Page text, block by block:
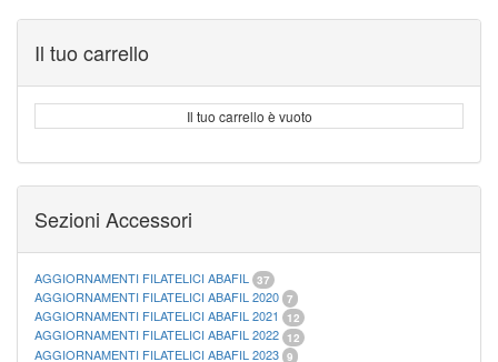
Il tuo carrello
Il tuo carrello è vuoto
Sezioni Accessori
AGGIORNAMENTI FILATELICI ABAFIL 37
AGGIORNAMENTI FILATELICI ABAFIL 2020 7
AGGIORNAMENTI FILATELICI ABAFIL 2021 12
AGGIORNAMENTI FILATELICI ABAFIL 2022 12
AGGIORNAMENTI FILATELICI ABAFIL 2023 9